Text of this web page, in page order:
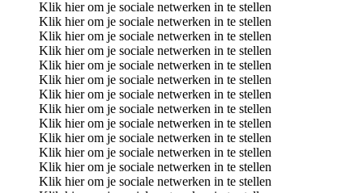
Klik hier om je sociale netwerken in te stellen
Klik hier om je sociale netwerken in te stellen
Klik hier om je sociale netwerken in te stellen
Klik hier om je sociale netwerken in te stellen
Klik hier om je sociale netwerken in te stellen
Klik hier om je sociale netwerken in te stellen
Klik hier om je sociale netwerken in te stellen
Klik hier om je sociale netwerken in te stellen
Klik hier om je sociale netwerken in te stellen
Klik hier om je sociale netwerken in te stellen
Klik hier om je sociale netwerken in te stellen
Klik hier om je sociale netwerken in te stellen
Klik hier om je sociale netwerken in te stellen